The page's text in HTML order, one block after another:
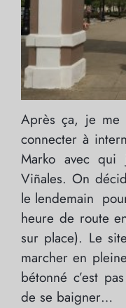
Après ça, je me
connecter à
Marko avec qui
Viñales. On
le lendemain
heure de route
sur place). Le
marcher en
bétonné c’est
de se baigner…